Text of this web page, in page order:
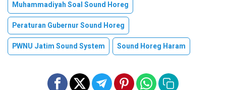
Muhammadiyah Soal Sound Horeg
Peraturan Gubernur Sound Horeg
PWNU Jatim Sound System
Sound Horeg Haram